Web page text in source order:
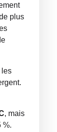
plus
les
, mais
%.